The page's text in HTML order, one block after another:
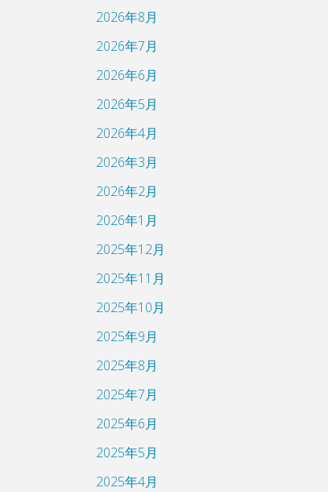
2026年8月
2026年7月
2026年6月
2026年5月
2026年4月
2026年3月
2026年2月
2026年1月
2025年12月
2025年11月
2025年10月
2025年9月
2025年8月
2025年7月
2025年6月
2025年5月
2025年4月